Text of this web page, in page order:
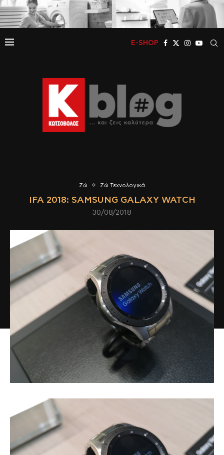
E-SHOP
Ζώ Ζώ Τεχνολογικά
IFA 2018: SAMSUNG GALAXY WATCH
30/08/2018